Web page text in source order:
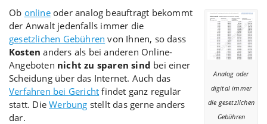
Analog oder
digital immer
die gesetzlichen
Gebühren
Ob onlineoder analog beauftragt bekommt
der Anwalt jedenfalls immer die
gesetzlichen Gebühren von Ihnen, so dass
Kosten anders als bei anderen Online-
Angeboten nicht zu sparen sind bei einer
Scheidung über das Internet. Auch das
Verfahren bei Gericht findet ganz regulär
statt. DieWerbung stellt das gerne anders
dar.